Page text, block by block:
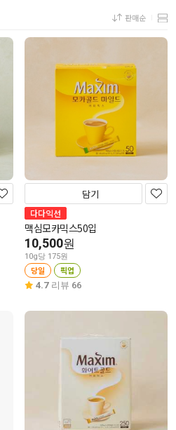
판매순
담기
다다익선
맥심모카믹스50입
10,500원
10g당 175원
당일 픽업
4.7 리뷰 66